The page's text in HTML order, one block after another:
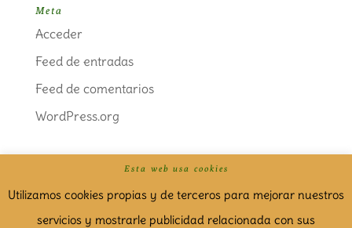
Meta
Acceder
Feed de entradas
Feed de comentarios
WordPress.org
Politica de cookies Aviso Legal
Esta web usa cookies
Utilizamos cookies propias y de terceros para mejorar nuestros
servicios y mostrarle publicidad relacionada con sus